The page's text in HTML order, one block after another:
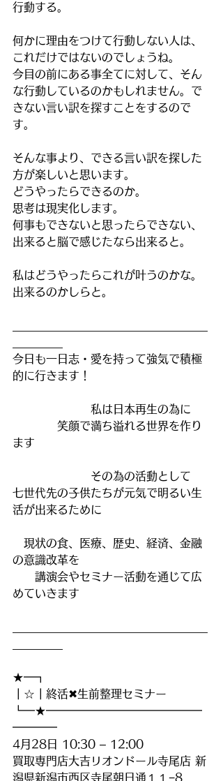
行動する。
何かに理由をつけて行動しない人は、
これだけではないのでしょうね。
今目の前にある事全てに対して、そん
な行動しているのかもしれません。で
きない言い訳を探すことをするので
す。
そんな事より、できる言い訳を探した
方が楽しいと思います。
どうやったらできるのか。
思考は現実化します。
何事もできないと思ったらできない、
出来ると脳で感じたなら出来ると。
私はどうやったらこれが叶うのかな。
出来るのかしらと。
今日も一日志・愛を持って強気で積極
的に行きます！
私は日本再生の為に
笑顔で満ち溢れる世界を作り
ます
その為の活動として
七世代先の子供たちが元気で明るい生
活が出来るために
現状の食、医療、歴史、経済、金融
の意識改革を
講演会やセミナー活動を通じて広
めていきます
★━┓
┃☆┃終活✖︎生前整理セミナー
┗━★━━━━━━━━━━━━━━
━━━━
4月28日 10:30 – 12:00
買取専門店大吉リオンドール寺尾店 新
潟県新潟市西区寺尾朝日通１１−8